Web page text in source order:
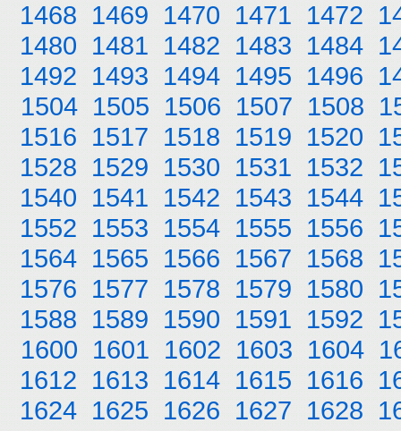
1468 1469 1470 1471 1472
1480 1481 1482 1483 1484
1492 1493 1494 1495 1496
1504 1505 1506 1507 1508
1516 1517 1518 1519 1520
1528 1529 1530 1531 1532
1540 1541 1542 1543 1544
1552 1553 1554 1555 1556
1564 1565 1566 1567 1568
1576 1577 1578 1579 1580
1588 1589 1590 1591 1592
1600 1601 1602 1603 1604
1612 1613 1614 1615 1616
1624 1625 1626 1627 1628